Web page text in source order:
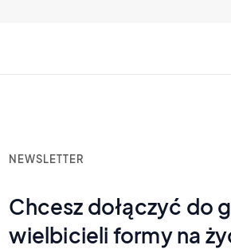
NEWSLETTER
Chcesz dołączyć do
wielbicieli formy na